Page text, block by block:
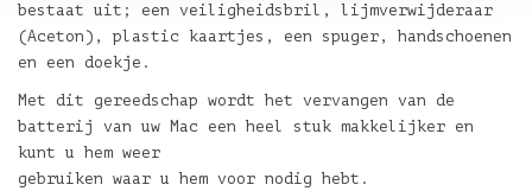
bestaat uit; een veiligheidsbril, lijmverwijderaar
(Aceton), plastic kaartjes, een spuger, handschoenen
en een doekje.
Met dit gereedschap wordt het vervangen van de
batterij van uw Mac een heel stuk makkelijker en
kunt u hem weer
gebruiken waar u hem voor nodig hebt.